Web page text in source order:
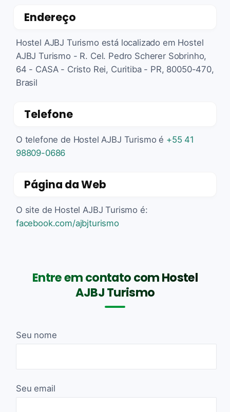
Endereço
Hostel AJBJ Turismo está localizado em Hostel
AJBJ Turismo - R. Cel. Pedro Scherer Sobrinho,
64 - CASA - Cristo Rei, Curitiba - PR, 80050-470,
Brasil
Telefone
O telefone de Hostel AJBJ Turismo é +55 41
98809-0686
Página da Web
O site de Hostel AJBJ Turismo é:
facebook.com/ajbjturismo
Entre em contato com Hostel
AJBJ Turismo
Seu nome
Seu email